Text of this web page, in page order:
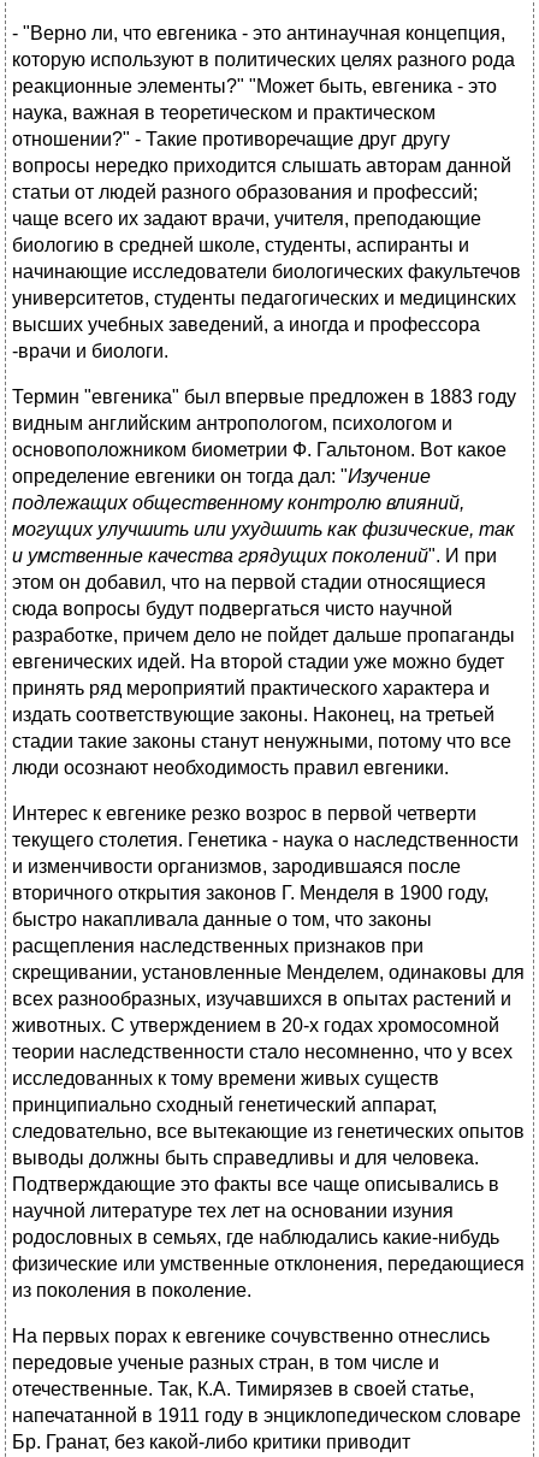
- "Верно ли, что евгеника - это антинаучная концепция,
которую используют в политических целях разного рода
реакционные элементы?" "Может быть, евгеника - это
наука, важная в теоретическом и практическом
отношении?" - Такие противоречащие друг другу
вопросы нередко приходится слышать авторам данной
статьи от людей разного образования и профессий;
чаще всего их задают врачи, учителя, преподающие
биологию в средней школе, студенты, аспиранты и
начинающие исследователи биологических факультечов
университетов, студенты педагогических и медицинских
высших учебных заведений, а иногда и профессора
-врачи и биологи.
Термин "евгеника" был впервые предложен в 1883 году
видным английским антропологом, психологом и
основоположником биометрии Ф. Гальтоном. Вот какое
определение евгеники он тогда дал: "Изучение
подлежащих общественному контролю влияний,
могущих улучшить или ухудшить как физические, так
и умственные качества грядущих поколений". И при
этом он добавил, что на первой стадии относящиеся
сюда вопросы будут подвергаться чисто научной
разработке, причем дело не пойдет дальше пропаганды
евгенических идей. На второй стадии уже можно будет
принять ряд мероприятий практического характера и
издать соответствующие законы. Наконец, на третьей
стадии такие законы станут ненужными, потому что все
люди осознают необходимость правил евгеники.
Интерес к евгенике резко возрос в первой четверти
текущего столетия. Генетика - наука о наследственности
и изменчивости организмов, зародившаяся после
вторичного открытия законов Г. Менделя в 1900 году,
быстро накапливала данные о том, что законы
расщепления наследственных признаков при
скрещивании, установленные Менделем, одинаковы для
всех разнообразных, изучавшихся в опытах растений и
животных. С утверждением в 20-х годах хромосомной
теории наследственности стало несомненно, что у всех
исследованных к тому времени живых существ
принципиально сходный генетический аппарат,
следовательно, все вытекающие из генетических опытов
выводы должны быть справедливы и для человека.
Подтверждающие это факты все чаще описывались в
научной литературе тех лет на основании изуния
родословных в семьях, где наблюдались какие-нибудь
физические или умственные отклонения, передающиеся
из поколения в поколение.
На первых порах к евгенике сочувственно отнеслись
передовые ученые разных стран, в том числе и
отечественные. Так, К.А. Тимирязев в своей статье,
напечатанной в 1911 году в энциклопедическом словаре
Бр. Гранат, без какой-либо критики приводит